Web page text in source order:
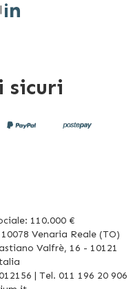
|
sicuri
110.000 €
Venaria Reale (TO)
Valfrè, 16 - 10121
| Tel. 011 196 20 906